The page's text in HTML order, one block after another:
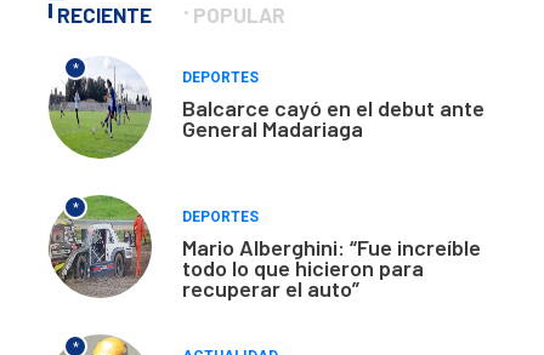
RECIENTE POPULAR
*
DEPORTES
Balcarce cayó en el debut ante
General Madariaga
*
DEPORTES
Mario Alberghini: “Fue increíble
todo lo que hicieron para
recuperar el auto”
*